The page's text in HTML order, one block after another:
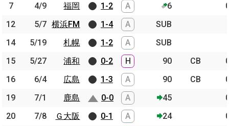
7
4/9 福岡 1-2 A 6
12
5/7 横浜FM 1-4 A
SUB
14
5/19 札幌 1-2 A
SUB
15
5/27 浦和 0-2 H 90 CB
16
6/4 広島 1-3 A 90 CB
19
7/1 鹿島 0-0 A 45
20
7/8 Ｇ大阪 0-1 A 24
7
4/9
福岡
12
5/7 横浜FM
14
5/19
札幌
15
5/27
浦和
16
6/4
広島
19
7/1
鹿島
20
7/8
Ｇ大阪